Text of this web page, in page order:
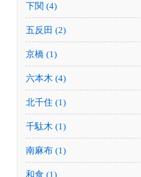
下関 (4)
五反田 (2)
京橋 (1)
六本木 (4)
北千住 (1)
千駄木 (1)
南麻布 (1)
和食 (1)